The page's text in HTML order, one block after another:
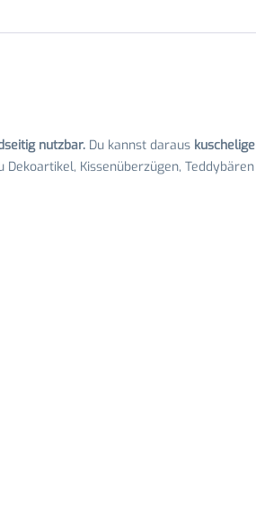
nutzbar. Du kannst daraus kuschelige
Kissenüberzügen, Teddybären